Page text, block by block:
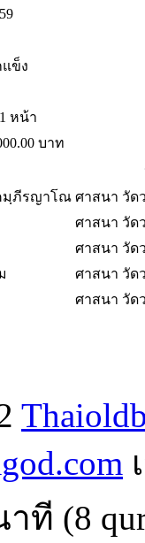
ข็ง
หน้า
บาท
มฺภีรญาโณ ศาสนา วัด
ศาสนา วัด
ศาสนา วัด
ศาสนา วัด
ศาสนา วัด
าที (8